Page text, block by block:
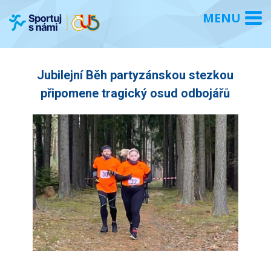
Jubilejní Běh partyzánskou stezkou
připomene tragický osud odbojářů